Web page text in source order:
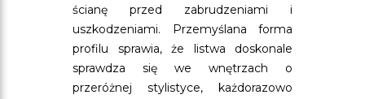
ścianę przed zabrudzeniami i
uszkodzeniami. Przemyślana forma
profilu sprawia, że listwa doskonale
sprawdza się we wnętrzach o
przeróżnej stylistyce, każdorazowo